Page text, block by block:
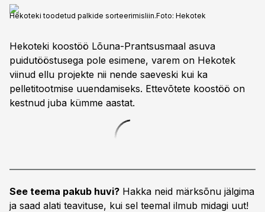
Hekoteki toodetud palkide sorteerimisliin.Foto: Hekotek
Hekoteki koostöö Lõuna-Prantsusmaal asuva
puidutööstusega pole esimene, varem on Hekotek
viinud ellu projekte nii nende saeveski kui ka
pelletitootmise uuendamiseks. Ettevõtete koostöö on
kestnud juba kümme aastat.
See teema pakub huvi? Hakka neid märksõnu jälgima
ja saad alati teavituse, kui sel teemal ilmub midagi uut!